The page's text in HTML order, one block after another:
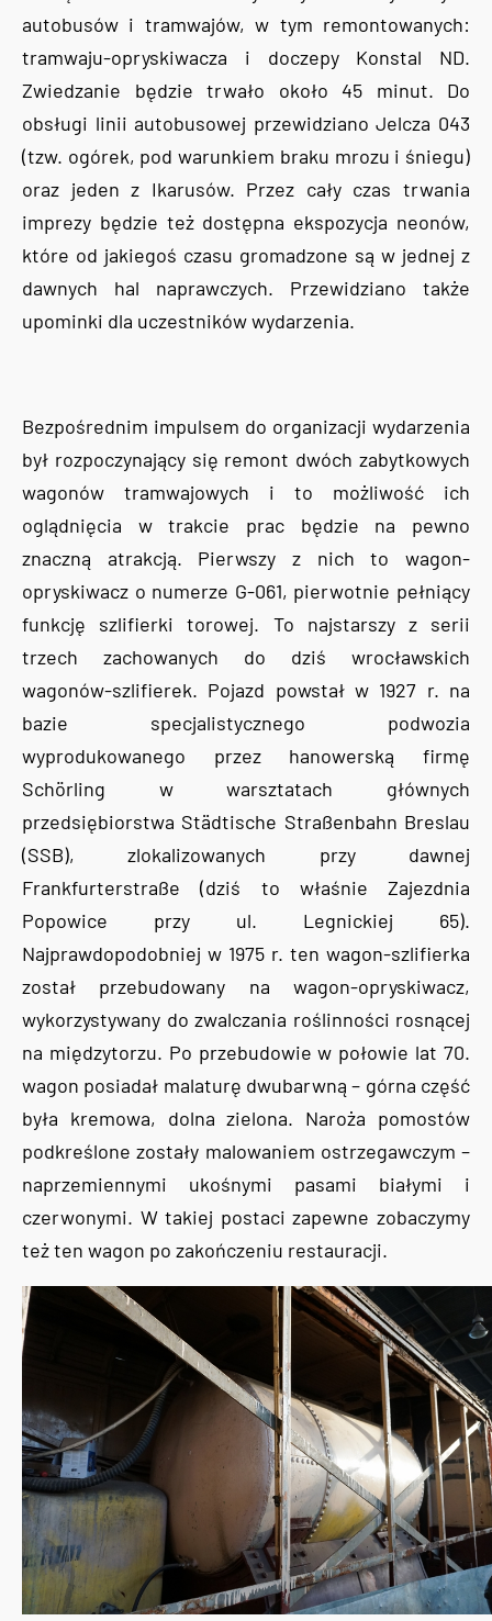
autobusów i tramwajów, w tym remontowanych:
tramwaju-opryskiwacza i doczepy Konstal ND.
Zwiedzanie będzie trwało około 45 minut. Do
obsługi linii autobusowej przewidziano Jelcza 043
(tzw. ogórek, pod warunkiem braku mrozu i śniegu)
oraz jeden z Ikarusów. Przez cały czas trwania
imprezy będzie też dostępna ekspozycja neonów,
które od jakiegoś czasu gromadzone są w jednej z
dawnych hal naprawczych. Przewidziano także
upominki dla uczestników wydarzenia.
Bezpośrednim impulsem do organizacji wydarzenia
był rozpoczynający się remont dwóch zabytkowych
wagonów tramwajowych i to możliwość ich
oglądnięcia w trakcie prac będzie na pewno
znaczną atrakcją. Pierwszy z nich to wagon-
opryskiwacz o numerze G-061, pierwotnie pełniący
funkcję szlifierki torowej. To najstarszy z serii
trzech zachowanych do dziś wrocławskich
wagonów-szlifierek. Pojazd powstał w 1927 r. na
bazie specjalistycznego podwozia
wyprodukowanego przez hanowerską firmę
Schörling w warsztatach głównych
przedsiębiorstwa Städtische Straßenbahn Breslau
(SSB), zlokalizowanych przy dawnej
Frankfurterstraße (dziś to właśnie Zajezdnia
Popowice przy ul. Legnickiej 65).
Najprawdopodobniej w 1975 r. ten wagon-szlifierka
został przebudowany na wagon-opryskiwacz,
wykorzystywany do zwalczania roślinności rosnącej
na międzytorzu. Po przebudowie w połowie lat 70.
wagon posiadał malaturę dwubarwną – górna część
była kremowa, dolna zielona. Naroża pomostów
podkreślone zostały malowaniem ostrzegawczym –
naprzemiennymi ukośnymi pasami białymi i
czerwonymi. W takiej postaci zapewne zobaczymy
też ten wagon po zakończeniu restauracji.